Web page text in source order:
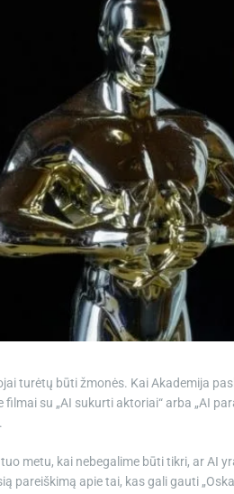
turėtų būti žmonės. Kai Akademija
filmai su „AI sukurti aktoriai“ arba „AI
metu, kai nebegalime būti tikri, ar AI
pareiškimą apie tai, kas gali gauti